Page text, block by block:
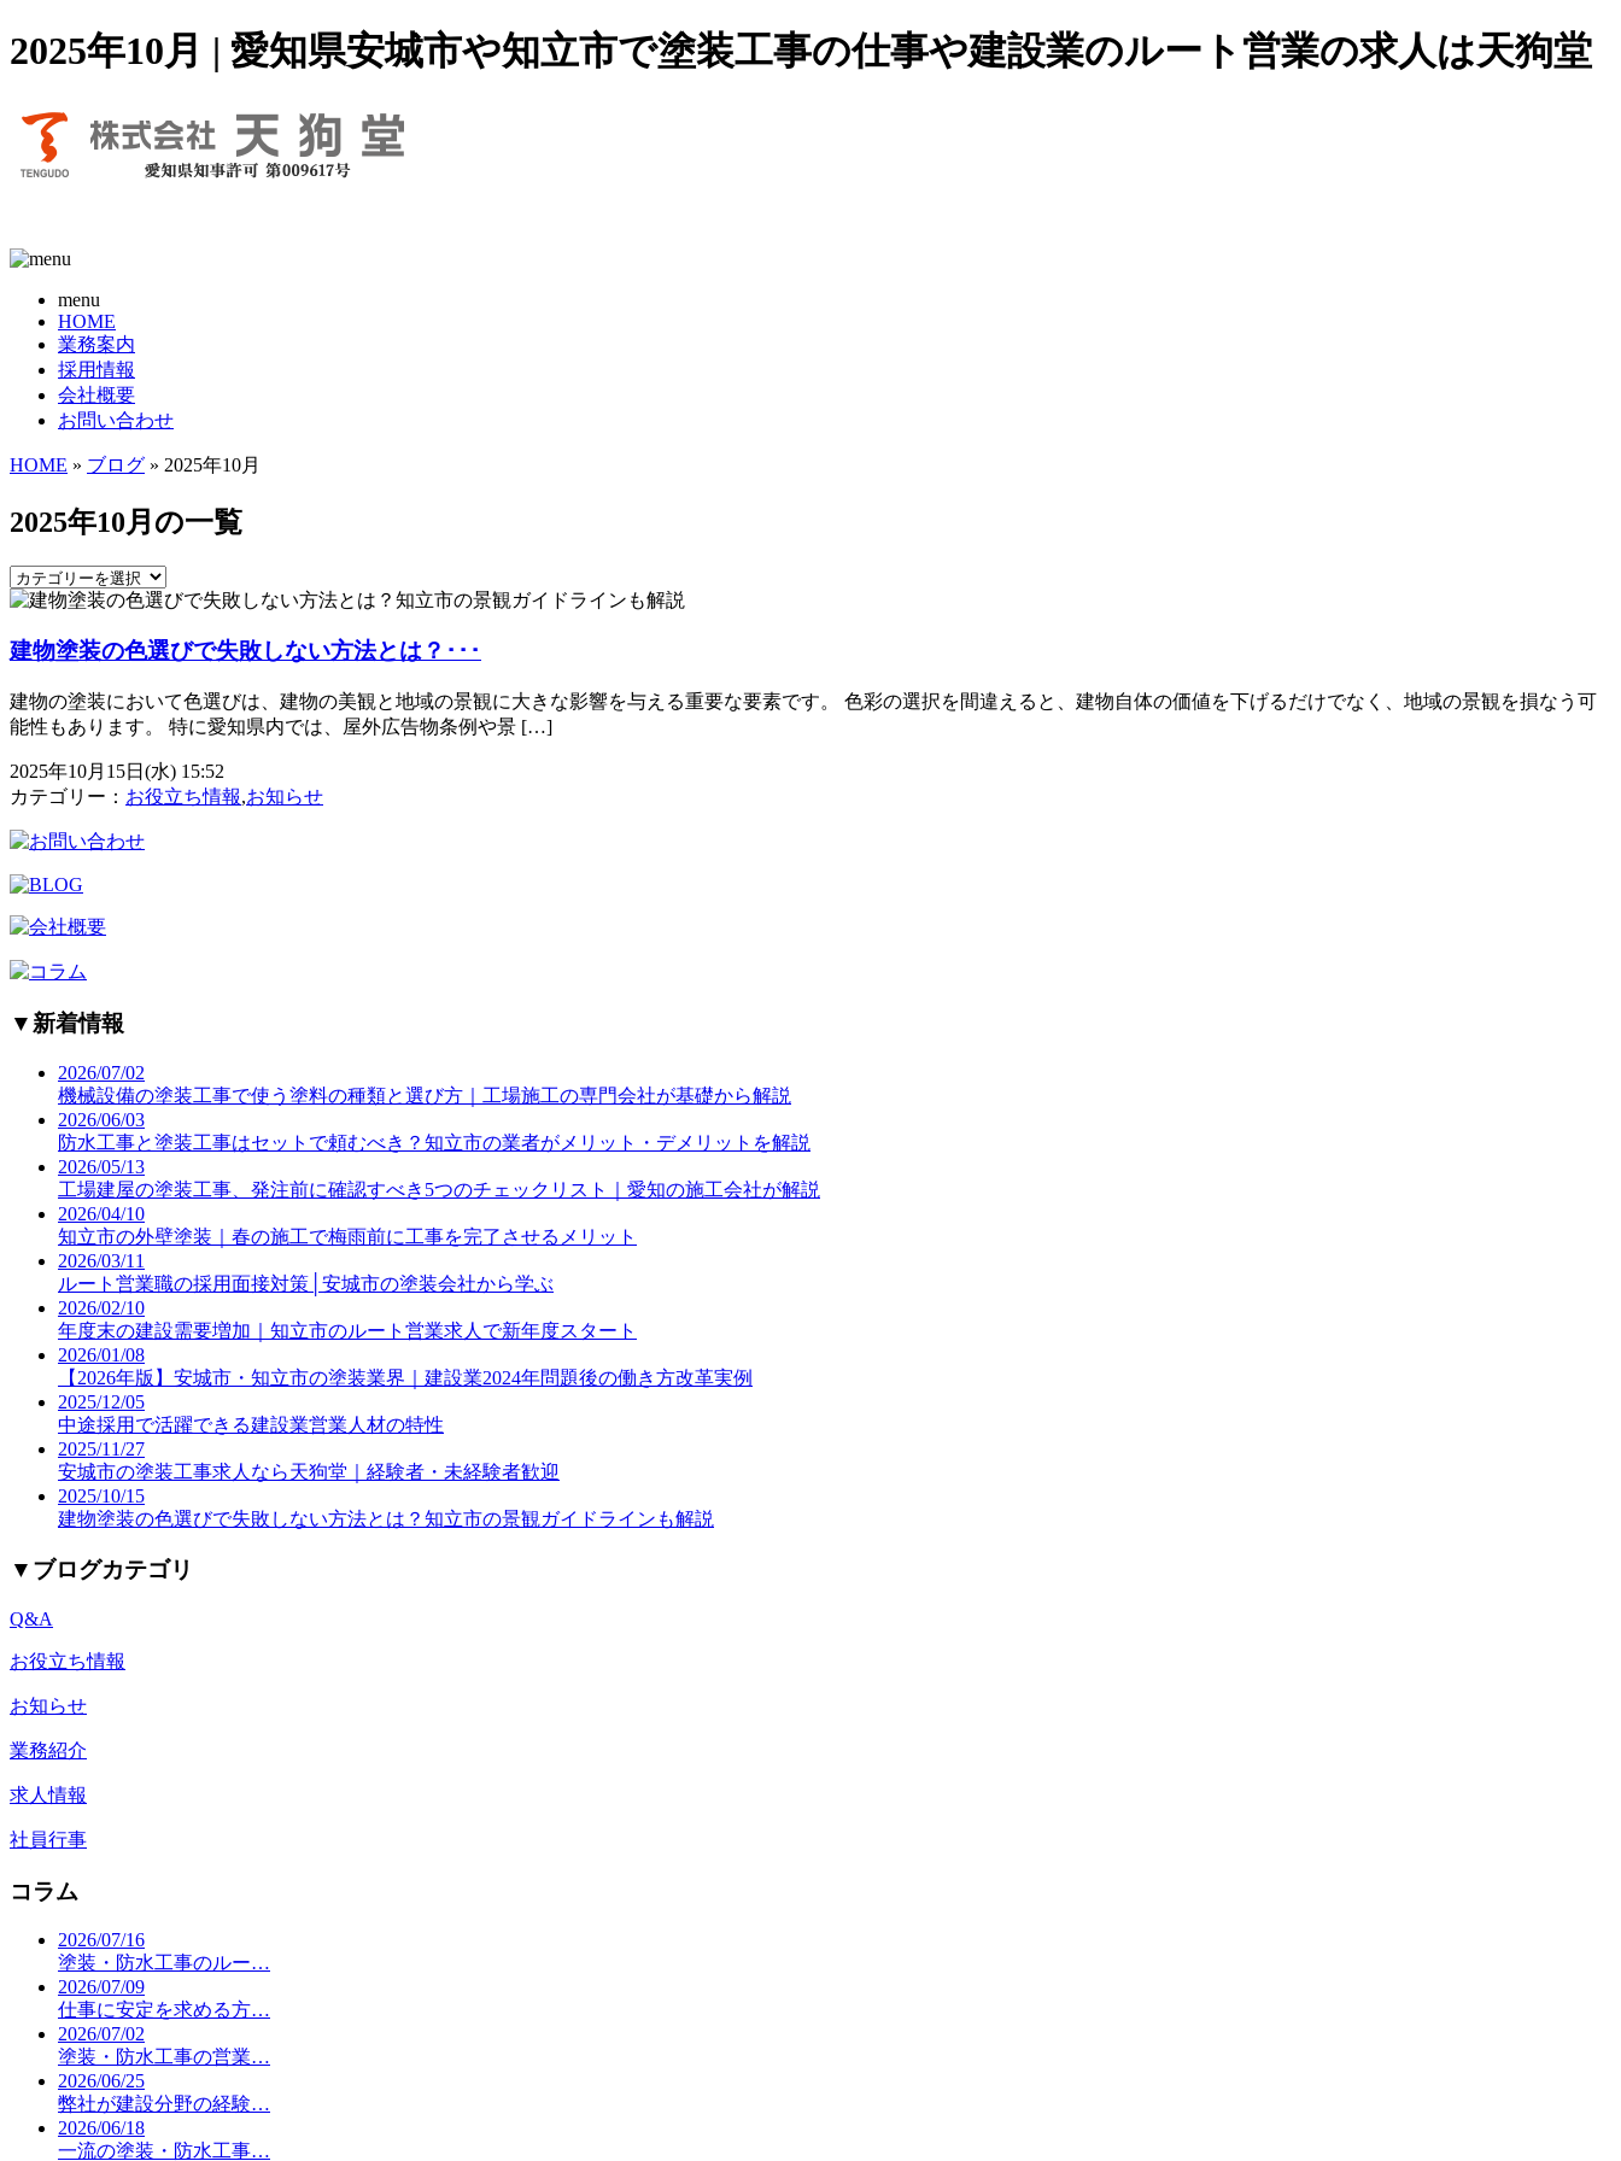
2025年10月 | 愛知県安城市や知立市で塗装工事の仕事や建設業のルート営業の求人は天狗堂
menu
HOME
業務案内
採用情報
会社概要
お問い合わせ
HOME » ブログ » 2025年10月
2025年10月の一覧
建物塗装の色選びで失敗しない方法とは？･･･
建物の塗装において色選びは、建物の美観と地域の景観に大きな影響を与える重要な要素です。 色彩の選択を間違えると、建物自体の価値を下げるだけでなく、地域の景観を損なう可
能性もあります。 特に愛知県内では、屋外広告物条例や景 […]
2025年10月15日(水) 15:52
カテゴリー： お役立ち情報,お知らせ
▼ 新着情報
2026/07/02
機械設備の塗装工事で使う塗料の種類と選び方｜工場施工の専門会社が基礎から解説
2026/06/03
防水工事と塗装工事はセットで頼むべき？知立市の業者がメリット・デメリットを解説
2026/05/13
工場建屋の塗装工事、発注前に確認すべき5つのチェックリスト｜愛知の施工会社が解説
2026/04/10
知立市の外壁塗装｜春の施工で梅雨前に工事を完了させるメリット
2026/03/11
ルート営業職の採用面接対策│安城市の塗装会社から学ぶ
2026/02/10
年度末の建設需要増加｜知立市のルート営業求人で新年度スタート
2026/01/08
【2026年版】安城市・知立市の塗装業界｜建設業2024年問題後の働き方改革実例
2025/12/05
中途採用で活躍できる建設業営業人材の特性
2025/11/27
安城市の塗装工事求人なら天狗堂｜経験者・未経験者歓迎
2025/10/15
建物塗装の色選びで失敗しない方法とは？知立市の景観ガイドラインも解説
▼ ブログカテゴリ
Q&A
お役立ち情報
お知らせ
業務紹介
求人情報
社員行事
コラム
2026/07/16
塗装・防水工事のルー…
2026/07/09
仕事に安定を求める方…
2026/07/02
塗装・防水工事の営業…
2026/06/25
弊社が建設分野の経験…
2026/06/18
一流の塗装・防水工事…